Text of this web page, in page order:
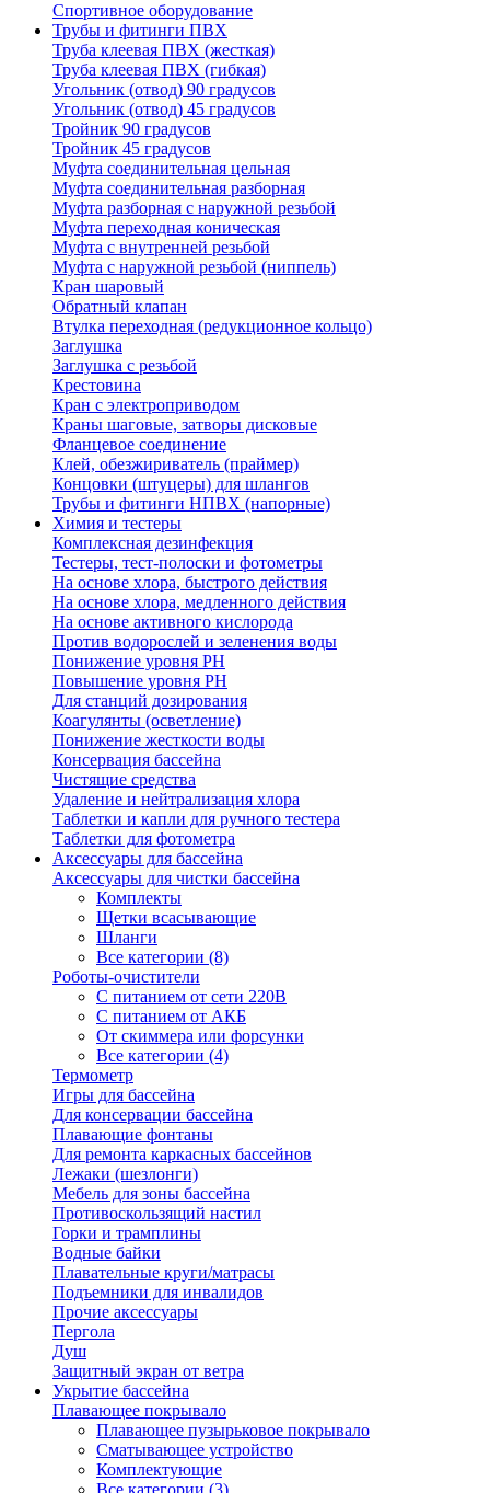
Спортивное оборудование
Трубы и фитинги ПВХ
Труба клеевая ПВХ (жесткая)
Труба клеевая ПВХ (гибкая)
Угольник (отвод) 90 градусов
Угольник (отвод) 45 градусов
Тройник 90 градусов
Тройник 45 градусов
Муфта соединительная цельная
Муфта соединительная разборная
Муфта разборная с наружной резьбой
Муфта переходная коническая
Муфта с внутренней резьбой
Муфта с наружной резьбой (ниппель)
Кран шаровый
Обратный клапан
Втулка переходная (редукционное кольцо)
Заглушка
Заглушка с резьбой
Крестовина
Кран с электроприводом
Краны шаговые, затворы дисковые
Фланцевое соединение
Клей, обезжириватель (праймер)
Концовки (штуцеры) для шлангов
Трубы и фитинги НПВХ (напорные)
Химия и тестеры
Комплексная дезинфекция
Тестеры, тест-полоски и фотометры
На основе хлора, быстрого действия
На основе хлора, медленного действия
На основе активного кислорода
Против водорослей и зеленения воды
Понижение уровня РН
Повышение уровня РН
Для станций дозирования
Коагулянты (осветление)
Понижение жесткости воды
Консервация бассейна
Чистящие средства
Удаление и нейтрализация хлора
Таблетки и капли для ручного тестера
Таблетки для фотометра
Аксессуары для бассейна
Аксессуары для чистки бассейна
Комплекты
Щетки всасывающие
Шланги
Все категории (8)
Роботы-очистители
С питанием от сети 220В
С питанием от АКБ
От скиммера или форсунки
Все категории (4)
Термометр
Игры для бассейна
Для консервации бассейна
Плавающие фонтаны
Для ремонта каркасных бассейнов
Лежаки (шезлонги)
Мебель для зоны бассейна
Противоскользящий настил
Горки и трамплины
Водные байки
Плавательные круги/матрасы
Подъемники для инвалидов
Прочие аксессуары
Пергола
Душ
Защитный экран от ветра
Укрытие бассейна
Плавающее покрывало
Плавающее пузырьковое покрывало
Сматывающее устройство
Комплектующие
Все категории (3)